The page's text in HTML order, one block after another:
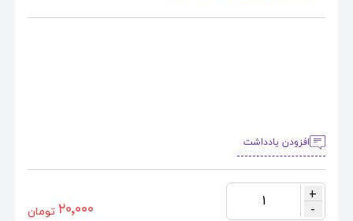
افزودن یادداشت
+
-
1 ٢٠٬٠٠٠ تومان